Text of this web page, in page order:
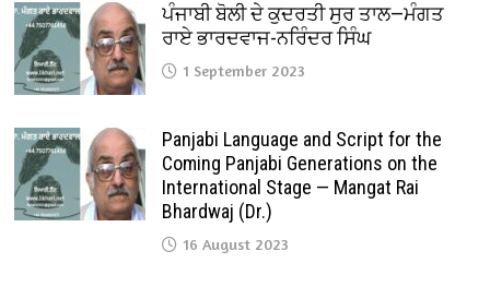
ਪੰਜਾਬੀ ਬੋਲੀ ਦੇ ਕੁਦਰਤੀ ਸੁਰ ਤਾਲ—ਮੰਗਤ
ਰਾਏ ਭਾਰਦਵਾਜ-ਨਰਿੰਦਰ ਸਿੰਘ
1 September 2023
Panjabi Language and Script for the
Coming Panjabi Generations on the
International Stage — Mangat Rai
Bhardwaj (Dr.)
16 August 2023